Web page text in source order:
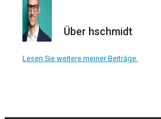
Über hschmidt
Lesen Sie weitere meiner Beiträge.